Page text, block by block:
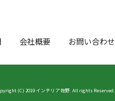
会社概要 お問い合わせ
(C) 2019 インテリア佐野. All rights Reserved.